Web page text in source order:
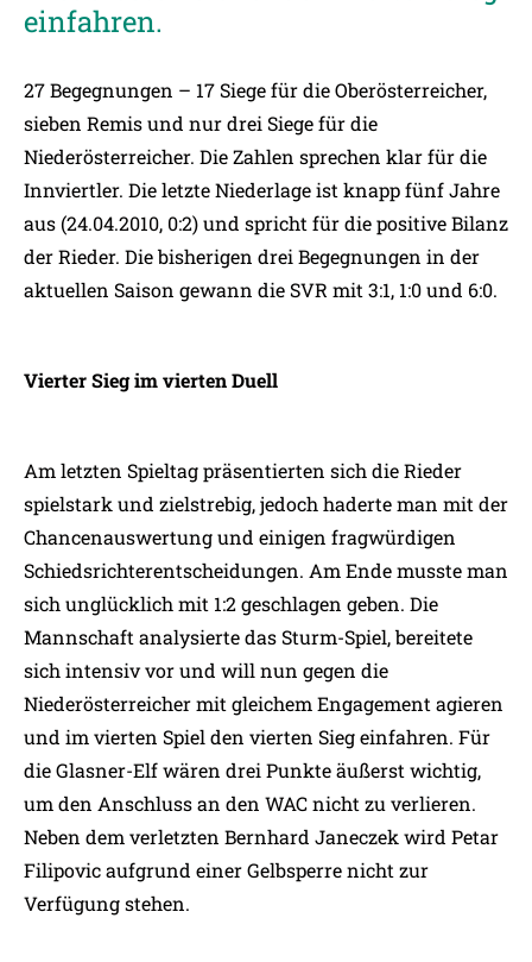
einfahren.
27 Begegnungen – 17 Siege für die Oberösterreicher,
sieben Remis und nur drei Siege für die
Niederösterreicher. Die Zahlen sprechen klar für die
Innviertler. Die letzte Niederlage ist knapp fünf Jahre
aus (24.04.2010, 0:2) und spricht für die positive Bilanz
der Rieder. Die bisherigen drei Begegnungen in der
aktuellen Saison gewann die SVR mit 3:1, 1:0 und 6:0.
Vierter Sieg im vierten Duell
Am letzten Spieltag präsentierten sich die Rieder
spielstark und zielstrebig, jedoch haderte man mit der
Chancenauswertung und einigen fragwürdigen
Schiedsrichterentscheidungen. Am Ende musste man
sich unglücklich mit 1:2 geschlagen geben. Die
Mannschaft analysierte das Sturm-Spiel, bereitete
sich intensiv vor und will nun gegen die
Niederösterreicher mit gleichem Engagement agieren
und im vierten Spiel den vierten Sieg einfahren. Für
die Glasner-Elf wären drei Punkte äußerst wichtig,
um den Anschluss an den WAC nicht zu verlieren.
Neben dem verletzten Bernhard Janeczek wird Petar
Filipovic aufgrund einer Gelbsperre nicht zur
Verfügung stehen.